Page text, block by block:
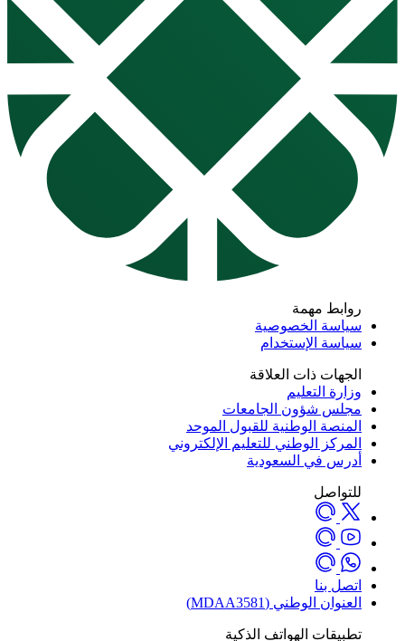
روابط مهمة
سياسة الخصوصية
سياسة الإستخدام
الجهات ذات العلاقة
وزارة التعليم
مجلس شؤون الجامعات
المنصة الوطنية للقبول الموحد
المركز الوطني للتعليم الإلكتروني
أدرس في السعودية
للتواصل
اتصل بنا
العنوان الوطني (MDAA3581)
تطبيقات الهواتف الذكية